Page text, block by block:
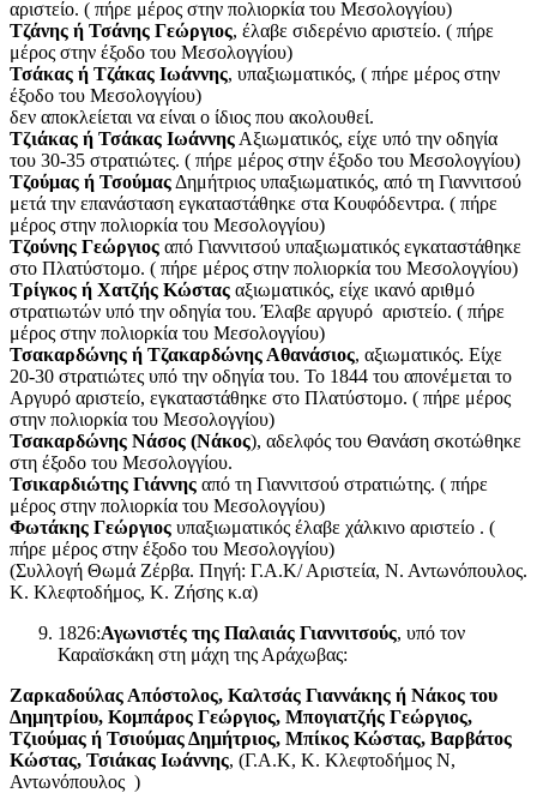
αριστείο. ( πήρε μέρος στην πολιορκία του Μεσολογγίου)
Τζάνης ή Τσάνης Γεώργιος, έλαβε σιδερένιο αριστείο. ( πήρε
μέρος στην έξοδο του Μεσολογγίου)
Τσάκας ή Τζάκας Ιωάννης, υπαξιωματικός, ( πήρε μέρος στην
έξοδο του Μεσολογγίου)
δεν αποκλείεται να είναι ο ίδιος που ακολουθεί.
Τζιάκας ή Τσάκας ΙωάννηςΑξιωματικός, είχε υπό την οδηγία
του 30-35 στρατιώτες. ( πήρε μέρος στην έξοδο του Μεσολογγίου)
Τζούμας ή ΤσούμαςΔημήτριος υπαξιωματικός, από τη Γιαννιτσού
μετά την επανάσταση εγκαταστάθηκε στα Κουφόδεντρα. ( πήρε
μέρος στην πολιορκία του Μεσολογγίου)
Τζούνης Γεώργιος από Γιαννιτσού υπαξιωματικός εγκαταστάθηκε
στο Πλατύστομο. ( πήρε μέρος στην πολιορκία του Μεσολογγίου)
Τρίγκος ή Χατζής Κώστας αξιωματικός, είχε ικανό αριθμό
στρατιωτών υπό την οδηγία του. Έλαβε αργυρό αριστείο. ( πήρε
μέρος στην πολιορκία του Μεσολογγίου)
Τσακαρδώνης ή Τζακαρδώνης Αθανάσιος, αξιωματικός. Είχε
20-30 στρατιώτες υπό την οδηγία του. Το 1844 του απονέμεται το
Αργυρό αριστείο, εγκαταστάθηκε στο Πλατύστομο. ( πήρε μέρος
στην πολιορκία του Μεσολογγίου)
Τσακαρδώνης Νάσος (Νάκος), αδελφός του Θανάση σκοτώθηκε
στη έξοδο του Μεσολογγίου.
Τσικαρδιώτης Γιάννης από τη Γιαννιτσού στρατιώτης. ( πήρε
μέρος στην πολιορκία του Μεσολογγίου)
Φωτάκης Γεώργιος υπαξιωματικός έλαβε χάλκινο αριστείο . (
πήρε μέρος στην έξοδο του Μεσολογγίου)
(Συλλογή Θωμά Ζέρβα. Πηγή: Γ.Α.Κ/ Αριστεία, Ν. Αντωνόπουλος.
Κ. Κλεφτοδήμος, Κ. Ζήσης κ.α)
1826:Αγωνιστές της Παλαιάς Γιαννιτσούς, υπό τον
Καραϊσκάκη στη μάχη της Αράχωβας:
Ζαρκαδούλας Απόστολος, Καλτσάς Γιαννάκης ή Νάκος του
Δημητρίου, Κομπάρος Γεώργιος, Μπογιατζής Γεώργιος,
Τζιούμας ή Τσιούμας Δημήτριος, Μπίκος Κώστας, Βαρβάτος
Κώστας, Τσιάκας Ιωάννης, (Γ.Α.Κ, Κ. Κλεφτοδήμος Ν,
Αντωνόπουλος )